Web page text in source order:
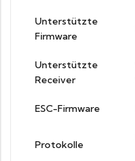
Unterstützte
Firmware
Unterstützte
Receiver
ESC-Firmware
Protokolle